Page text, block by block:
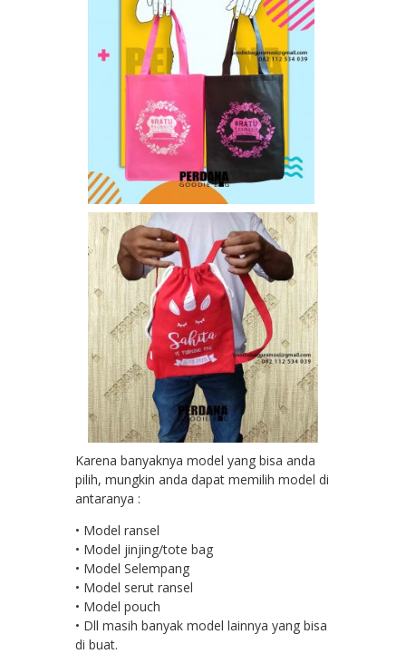
Karena banyaknya model yang bisa anda
pilih, mungkin anda dapat memilih model di
antaranya :
• Model ransel
• Model jinjing/tote bag
• Model Selempang
• Model serut ransel
• Model pouch
• Dll masih banyak model lainnya yang bisa
di buat.